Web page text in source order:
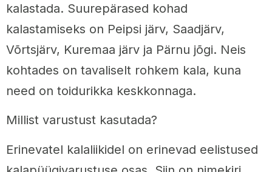
kalastada. Suurepärased kohad
kalastamiseks on Peipsi järv, Saadjärv,
Võrtsjärv, Kuremaa järv ja Pärnu jõgi. Neis
kohtades on tavaliselt rohkem kala, kuna
need on toidurikka keskkonnaga.
Millist varustust kasutada?
Erinevatel kalaliikidel on erinevad eelistused